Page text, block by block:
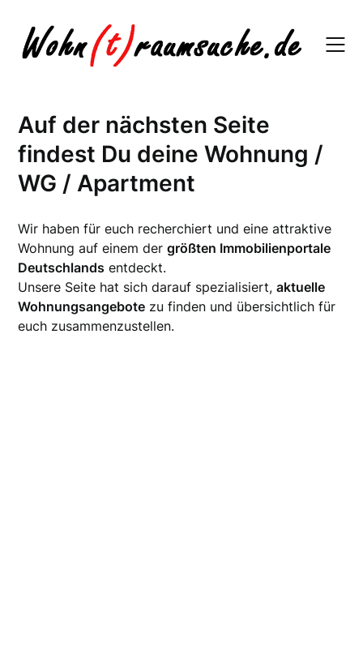
content
Auf der nächsten Seite
findest Du deine Wohnung /
WG / Apartment
Wir haben für euch recherchiert und eine attraktive
Wohnung auf einem dergrößten Immobilienportale
Deutschlands entdeckt.
Unsere Seite hat sich darauf spezialisiert,aktuelle
Wohnungsangebote zu finden und übersichtlich für
euch zusammenzustellen.